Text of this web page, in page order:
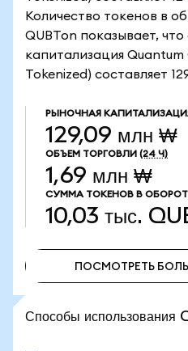
Количество токенов в
QUBTon показывает,
капитализация
Tokenized) составляет
РЫНОЧНАЯ
129,09 млн ₩
ОБЪЕМ ТОРГОВЛИ (24 Ч)
1,69 млн ₩
СУММА ТОКЕНОВ В
10,03 тыс.
ПОСМОТРЕТЬ
Способы